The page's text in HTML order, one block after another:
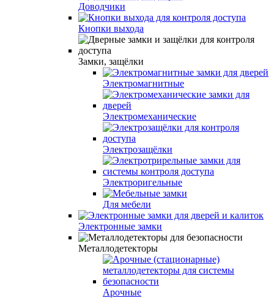
Доводчики
Кнопки выхода
Замки, защёлки
Электромагнитные
Электромеханические
Электрозащёлки
Электроригельные
Для мебели
Электронные замки
Металлодетекторы
Арочные